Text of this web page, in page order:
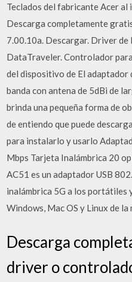
Teclados del fabricante Acer al
Descarga completamente
7.00.10a. Descargar. Driver de
DataTraveler. Controlador
del dispositivo de El adaptador
banda con antena de 5dBi de
brinda una pequeña forma de
de entiendo que puede
para instalarlo y usarlo
Mbps Tarjeta Inalámbrica 20
AC51 es un adaptador USB
inalámbrica 5G a los portátiles
Windows, Mac OS y Linux de la
Descarga
driver o